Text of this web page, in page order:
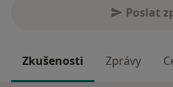
Poslat
Zkušenosti Zprávy